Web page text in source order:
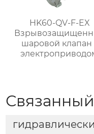
HK60-QV-F-EX
шаровой клапан
Связанный